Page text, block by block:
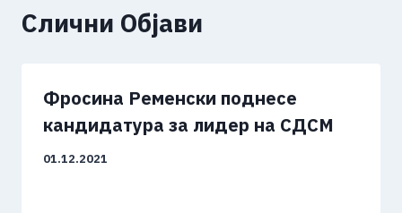
Слични Објави
Фросина Ременски поднесе
кандидатура за лидер на СДСМ
01.12.2021